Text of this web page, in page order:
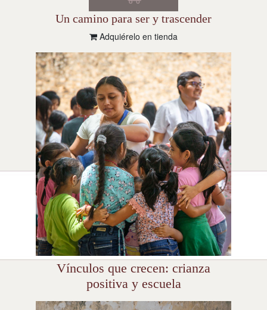
Un camino para ser y trascender
Adquiérelo en tienda
Vínculos que crecen: crianza
positiva y escuela